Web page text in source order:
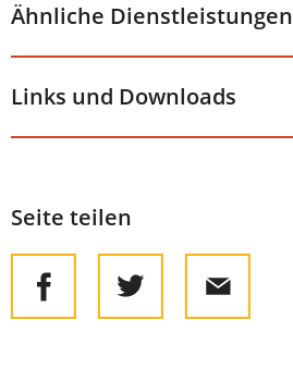
Ähnliche Dienstleistungen
Links und Downloads
Seite teilen